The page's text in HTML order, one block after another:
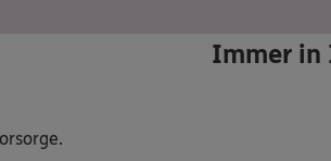
Immer in